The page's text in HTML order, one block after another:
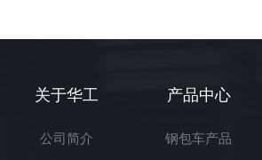
关于华工
公司简介
产品中心
钢包车产品